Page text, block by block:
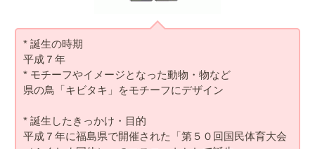
* 誕生の時期
平成７年
* モチーフやイメージとなった動物・物など
県の鳥「キビタキ」をモチーフにデザイン
* 誕生したきっかけ・目的
平成７年に福島県で開催された「第５０回国民体育大会